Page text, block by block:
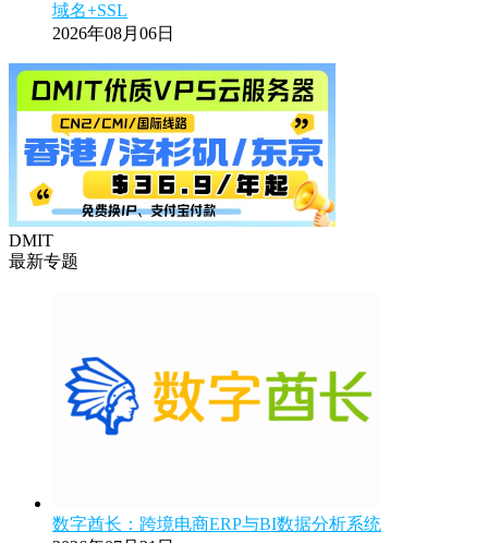
域名+SSL
2026年08月06日
DMIT
最新专题
数字酋长：跨境电商ERP与BI数据分析系统